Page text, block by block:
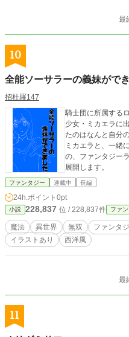
最
10
全能ソーサラーの義妹がで
招杜羅147
騎士団に所属する
少女・ミカエラに
たのはなんと自分
ミカエラと、一緒
の、ファンタジーラブコメ。 恋愛要素は
展開します。
ファンタジー 連載中 長編
24h.ポイント 0pt
小説 228,837 位 / 228,837件 ファ
魔法 異世界 無双 ファンタ
イラストあり
西洋風
最
11